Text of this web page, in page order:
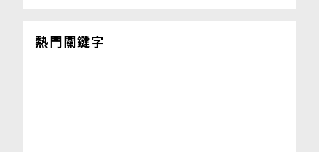
熱門關鍵字